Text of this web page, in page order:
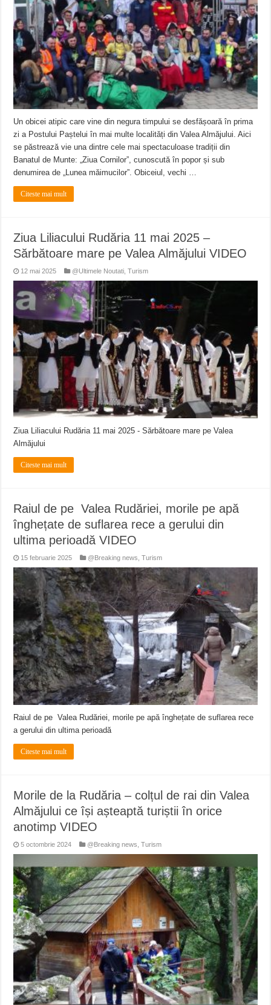
ANUNȚ OPRIRE APĂ în Reșița – avarie – 04.08.2026 – str. Văliugului și
ANUNŢ OPRIRE APĂ în CARANSEBEȘ – 04.08.2026 – avarie – Calea
Un obicei atipic care vine din negura timpului se desfășoară în prima
zi a Postului Paștelui în mai multe localități din Valea Almăjului. Aici
se păstrează vie una dintre cele mai spectaculoase tradiții din
Banatul de Munte: „Ziua Cornilor”, cunoscută în popor și sub
denumirea de „Lunea măimucilor”. Obiceiul, vechi …
Citeste mai mult
Ziua Liliacului Rudăria 11 mai 2025 –
Sărbătoare mare pe Valea Almăjului VIDEO
12 mai 2025 @Ultimele Noutati ,Turism
Ziua Liliacului Rudăria 11 mai 2025 - Sărbătoare mare pe Valea
Almăjului
Citeste mai mult
Raiul de pe Valea Rudăriei, morile pe apă
înghețate de suflarea rece a gerului din
ultima perioadă VIDEO
15 februarie 2025 @Breaking news ,Turism
Raiul de pe Valea Rudăriei, morile pe apă înghețate de suflarea rece
a gerului din ultima perioadă
Citeste mai mult
Morile de la Rudăria – colțul de rai din Valea
Almăjului ce își așteaptă turiștii în orice
anotimp VIDEO
5 octombrie 2024 @Breaking news ,Turism